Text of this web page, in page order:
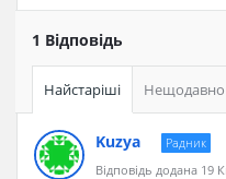
1 Відповідь
Найстаріші Нещодавно
Kuzya
Радник
Відповідь додана 19